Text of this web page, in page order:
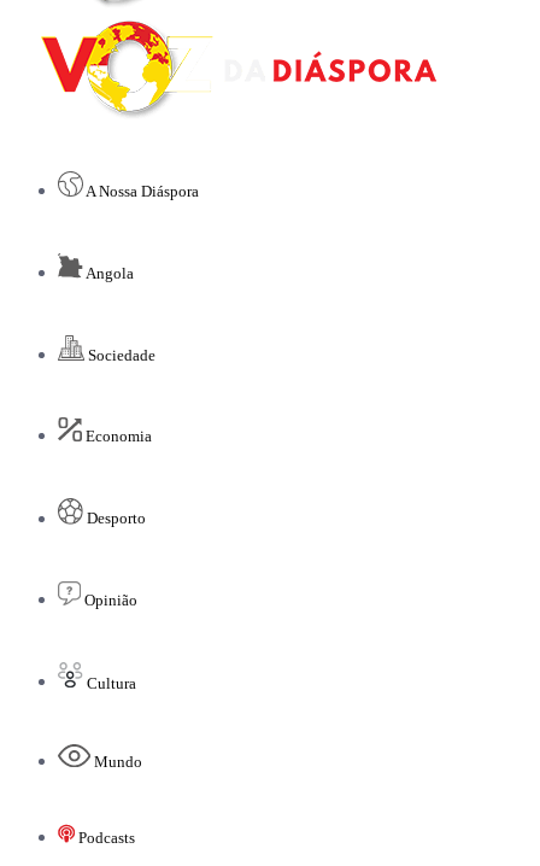
A Nossa Diáspora
Angola
Sociedade
Economia
Desporto
Opinião
Cultura
Mundo
Podcasts